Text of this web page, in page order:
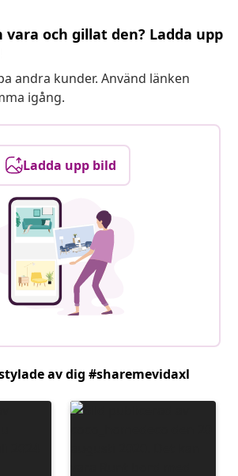
vara och gillat den? Ladda upp
andra kunder. Använd länken
igång.
Ladda upp bild
av dig #sharemevidaxl